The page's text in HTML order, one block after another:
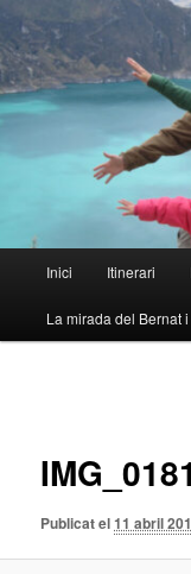
al
contingut
principalLa volta al
principal
Inici Itinerari
La mirada del Bernat i
imatge
IMG_0181
Publicat el11 abril